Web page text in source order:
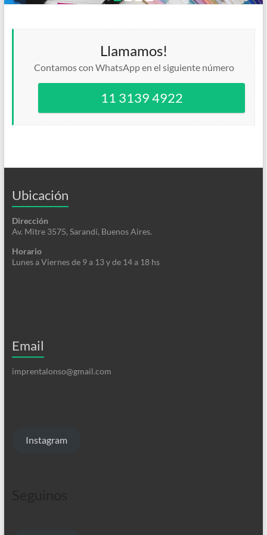
Llamamos!
Contamos con WhatsApp en el siguiente número
11 3139 4922
Ubicación
Dirección
Av. Mitre 3575, Sarandí, Buenos Aires.
Horario
Lunes a Viernes de 9 a 13 y de 14 a 18 hs
Email
imprentalonso@gmail.com
Instagram